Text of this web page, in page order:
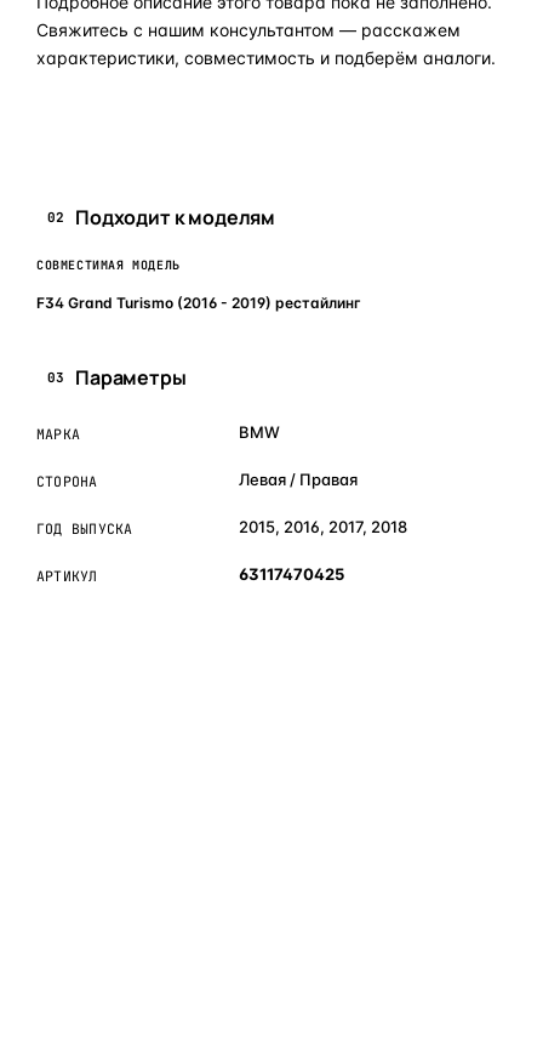
Свяжитесь с нашим консультантом — расскажем
характеристики, совместимость и подберём аналоги.
02 Подходит к моделям
СОВМЕСТИМАЯ МОДЕЛЬ
F34 Grand Turismo (2016 - 2019) рестайлинг
03 Параметры
МАРКА BMW
СТОРОНА Левая / Правая
ГОД ВЫПУСКА 2015, 2016, 2017, 2018
АРТИКУЛ 63117470425